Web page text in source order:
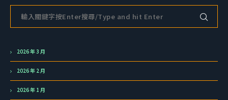
2026 年 3 月
2026 年 2 月
2026 年 1 月